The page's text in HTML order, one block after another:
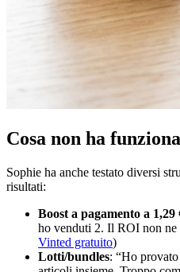
Cosa non ha
Sophie ha anche testato diversi
risultati:
Boost a pagamento a 1,29
ho venduti 2. Il ROI non ne
Vinted gratuito)
Lotti/bundles: “Ho